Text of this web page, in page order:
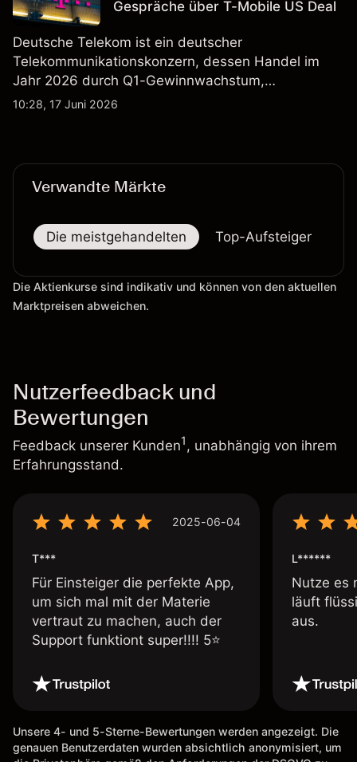
Gespräche über T-Mobile US Deal
Deutsche Telekom ist ein deutscher
Telekommunikationskonzern, dessen Handel im
Jahr 2026 durch Q1-Gewinnwachstum,
Aktienrückkäufe und Berichte über einen möglichen
10:28, 17 Juni 2026
Verwandte Märkte
Die meistgehandelten Top-Aufsteiger
Die Aktienkurse sind indikativ und können von den aktuellen
Marktpreisen abweichen.
Nutzerfeedback und
Bewertungen
Feedback unserer Kunden1, unabhängig von ihrem
Erfahrungsstand.
2025-06-04
T***
Für Einsteiger die perfekte App,
um sich mal mit der Materie
vertraut zu machen, auch der
Support funktiont super!!!! 5⭐️
L******
Nutze es
läuft
aus.
Unsere 4- und 5-Sterne-Bewertungen werden angezeigt. Die
genauen Benutzerdaten wurden absichtlich anonymisiert, um